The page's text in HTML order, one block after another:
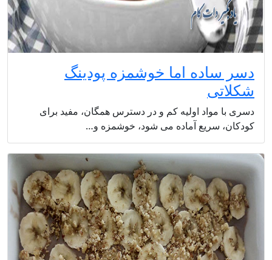
دسر ساده اما خوشمزه پودینگ
شکلاتی
دسری با مواد اولیه کم و در دسترس همگان، مفید برای
کودکان، سریع آماده می شود، خوشمزه و…